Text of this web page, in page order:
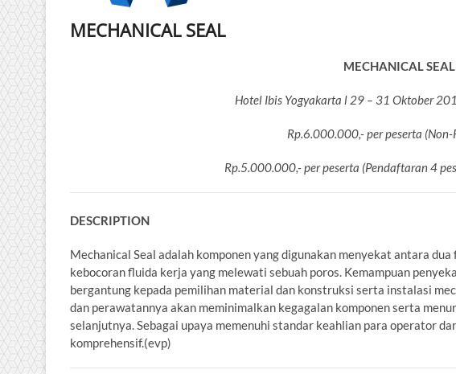
MECHANICAL SEAL
MECHANICAL SEAL
Hotel Ibis Yogyakarta l 29 – 31 Oktober
Rp.6.000.000,- per peserta
Rp.5.000.000,- per peserta (Pendaftaran 4
DESCRIPTION
Mechanical Seal adalah komponen yang digunakan menyekat antara
kebocoran fluida kerja yang melewati sebuah poros. Kemampuan
bergantung kepada pemilihan material dan konstruksi serta instalasi
dan perawatannya akan meminimalkan kegagalan komponen serta
selanjutnya. Sebagai upaya memenuhi standar keahlian para operator
komprehensif.(evp)